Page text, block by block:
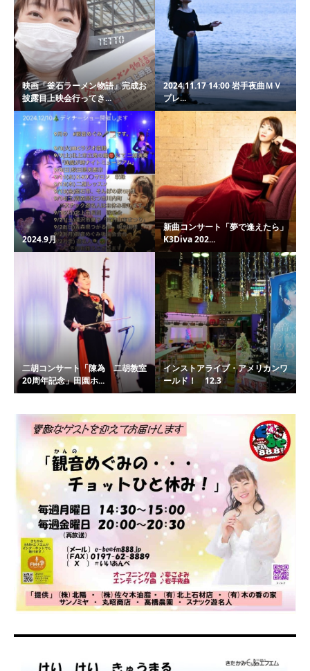
映画「釜石ラーメン物語」完成お
披露目上映会行ってき...
2024.11.17 14:00 岩手夜曲ＭＶ
プレ...
2024.9月
新曲コンサート「夢で逢えたら」
K3Diva 202...
二胡コンサート「陳為 二胡教室
20周年記念」田園ホ...
インストアライブ・アメリカンワ
ールド！ 12.3